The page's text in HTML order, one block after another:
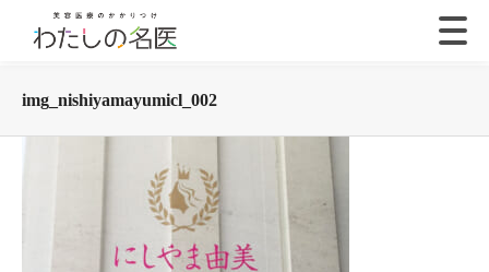
img_nishiyamayumicl_002